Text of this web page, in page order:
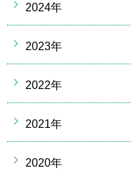
2024年
2023年
2022年
2021年
2020年